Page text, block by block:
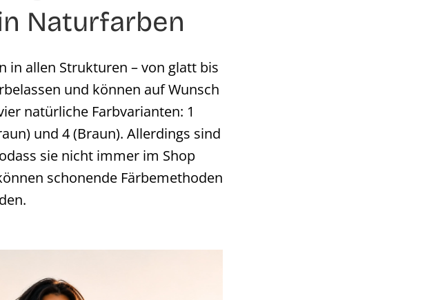
Naturfarben
in allen Strukturen – von glatt bis
und können auf Wunsch
natürliche Farbvarianten: 1
und 4 (Braun). Allerdings sind
sie nicht immer im Shop
schonende Färbemethoden